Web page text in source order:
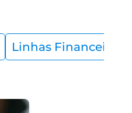
Linhas Financeiras